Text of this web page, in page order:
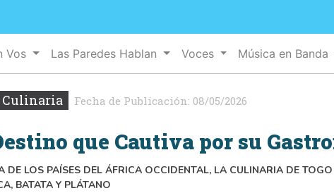
Vos Las Paredes Hablan Voces Música en Banda
Culinaria Fecha de Publicación: 08/05/2026
que Cautiva por su
DE LOS PAÍSES DEL ÁFRICA OCCIDENTAL, LA CULINARIA DE TOGO
BATATA Y PLÁTANO